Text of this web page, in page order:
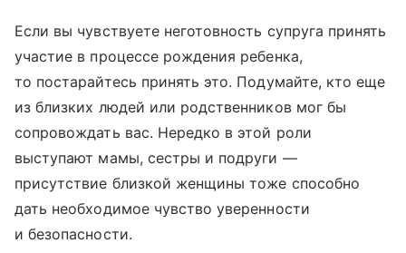
Если вы чувствуете неготовность супруга принять
участие в процессе рождения ребенка,
то постарайтесь принять это. Подумайте, кто еще
из близких людей или родственников мог бы
сопровождать вас. Нередко в этой роли
выступают мамы, сестры и подруги —
присутствие близкой женщины тоже способно
дать необходимое чувство уверенности
и безопасности.